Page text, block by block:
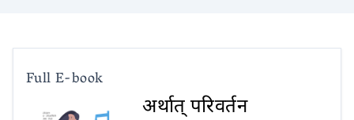
Full E-book
अर्थात् परिवर्तन